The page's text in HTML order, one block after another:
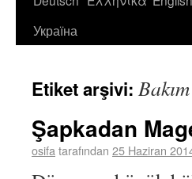
Україна
Etiket arşivi:
Şapkadan
osifa tarafından 25 Haziran